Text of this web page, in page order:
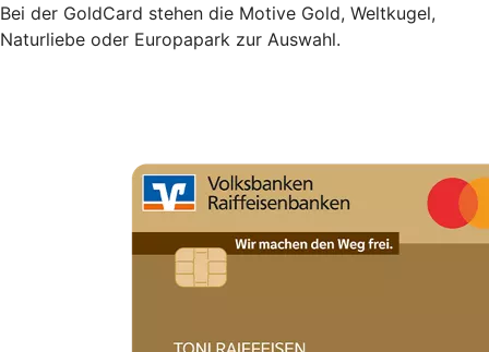
Bei der GoldCard stehen die Motive Gold, Weltkugel,
Naturliebe oder Europapark zur Auswahl.